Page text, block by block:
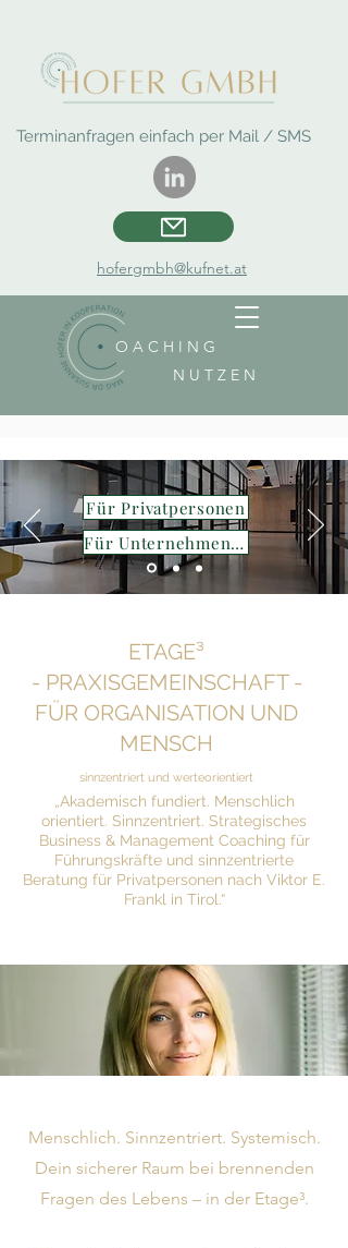
O A C H I N G
N U T Z E N
hofergmbh@kufnet.at
Terminanfragen einfach per Mail / SMS
Für Privatpersonen
Für Unternehmen - Leadership
„Akademisch fundiert. Menschlich
orientiert. Sinnzentriert. Strategisches
Business & Management Coaching für
Führungskräfte und sinnzentrierte
Beratung für Privatpersonen nach Viktor E.
Frankl in Tirol.“
Menschlich. Sinnzentriert. Systemisch.
Dein sicherer Raum bei brennenden
Fragen des Lebens – in der Etage³.
ETAGE³
- PRAXISGEMEINSCHAFT -
FÜR ORGANISATION UND
MENSCH
sinnzentriert und werteorientiert